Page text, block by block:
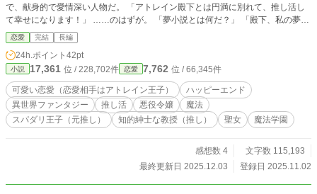
で、献身的で愛情深い人物だ。 「アトレイン殿下とは円満に別れて、推し活し
て幸せになります！」 ……のはずが。 「夢小説とは何だ？」 「殿下、私の夢小
説を読まないでください！」 完璧を演じ続けてきた王太子×悪役を押し付けられ
た推し活令嬢。 破滅回避から始まる、魔法学園・溺愛・逆転ラブコメディ！ 小
説家になろうでも同時更新しています（https://ncode.syosetu.com/n5963lh/）。
恋愛 完結 長編
24h.ポイント 42pt
小説 17,361 位 / 228,702件 恋愛 7,762 位 / 66,345件
可愛い恋愛（恋愛相手はアトレイン王子）
ハッピーエンド
異世界ファンタジー
推し活 悪役令嬢
魔法
スパダリ王子（元推し）
知的紳士な教授（推し） 聖女 魔法学園
感想数 4
文字数 115,193
最終更新日 2025.12.03
登録日 2025.11.02